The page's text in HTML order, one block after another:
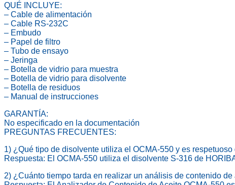
QUÉ INCLUYE:
– Cable de alimentación
– Cable RS-232C
– Embudo
– Papel de filtro
– Tubo de ensayo
– Jeringa
– Botella de vidrio para muestra
– Botella de vidrio para disolvente
– Botella de residuos
– Manual de instrucciones
GARANTÍA:
No especificado en la documentación
PREGUNTAS FRECUENTES:
1) ¿Qué tipo de disolvente utiliza el OCMA-550 y es
Respuesta: El OCMA-550 utiliza el disolvente S-316 de
2) ¿Cuánto tiempo tarda en realizar un análisis de contenido